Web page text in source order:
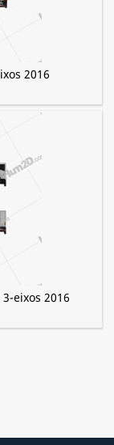
2016
eixos 2016